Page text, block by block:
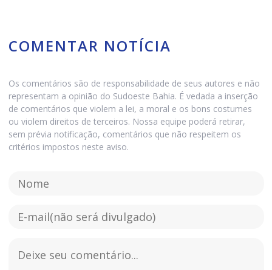
COMENTAR NOTÍCIA
Os comentários são de responsabilidade de seus autores e não
representam a opinião do Sudoeste Bahia. É vedada a inserção
de comentários que violem a lei, a moral e os bons costumes
ou violem direitos de terceiros. Nossa equipe poderá retirar,
sem prévia notificação, comentários que não respeitem os
critérios impostos neste aviso.